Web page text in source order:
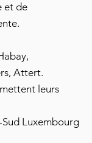
et de
Attert.
leurs
Luxembourg